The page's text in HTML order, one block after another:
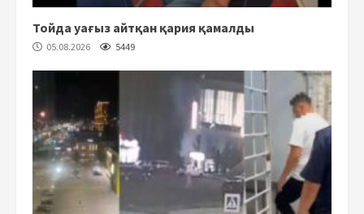
Тойда уағыз айтқан қария қамалды
05.08.2026 5449